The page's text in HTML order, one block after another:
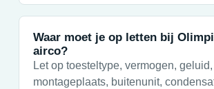
Waar moet je op letten bij
airco?
Let op toesteltype, vermogen, geluid,
montageplaats, buitenunit,